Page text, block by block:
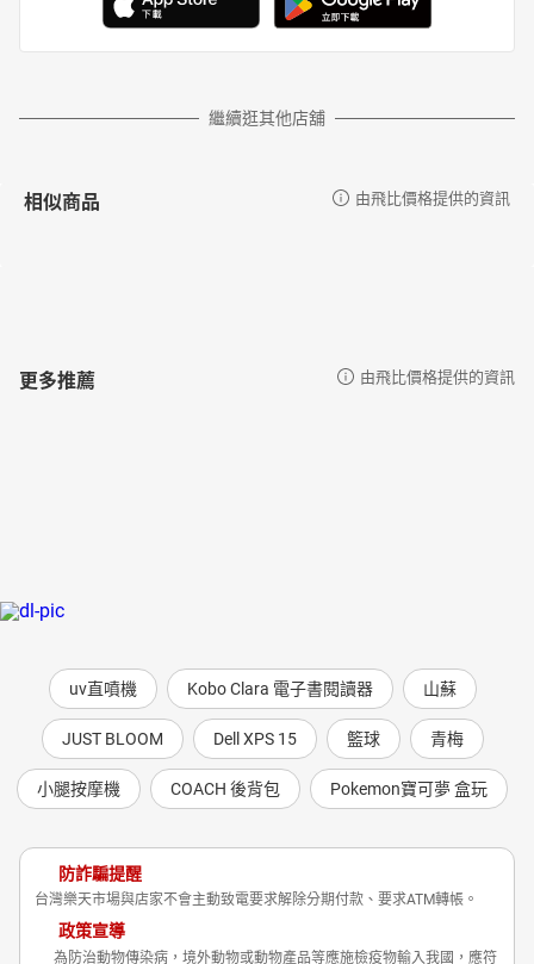
繼續逛其他店舖
相似商品 由飛比價格提供的資訊
更多推薦 由飛比價格提供的資訊
uv直噴機 Kobo Clara 電子書閱讀器 山蘇
JUST BLOOM Dell XPS 15 籃球 青梅
小腿按摩機 COACH 後背包 Pokemon寶可夢 盒玩
防詐騙提醒
台灣樂天市場與店家不會主動致電要求解除分期付款、要求ATM轉帳。
政策宣導
為防治動物傳染病，境外動物或動物產品等應施檢疫物輸入我國，應符